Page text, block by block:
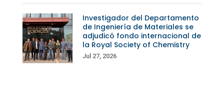
Investigador del Departamento
de Ingeniería de Materiales se
adjudicó fondo internacional de
la Royal Society of Chemistry
Jul 27, 2026